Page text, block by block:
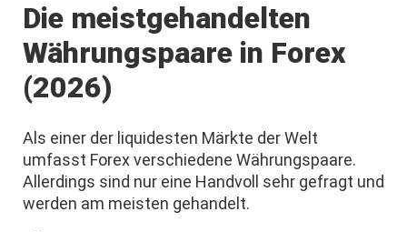
Die meistgehandelten
Währungspaare in Forex
(2026)
Als einer der liquidesten Märkte der Welt
umfasst Forex verschiedene Währungspaare.
Allerdings sind nur eine Handvoll sehr gefragt und
werden am meisten gehandelt.